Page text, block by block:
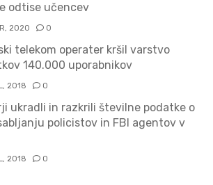
odtise učencev
2020 0
telekom operater kršil varstvo
140.000 uporabnikov
2018 0
ukradli in razkrili številne podatke o
policistov in FBI agentov v
2018 0